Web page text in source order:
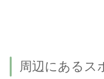
周辺にあるス